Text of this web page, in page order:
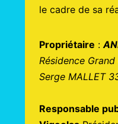
le cadre de sa
Propriétaire :
Résidence
Serge MALLET
Responsable